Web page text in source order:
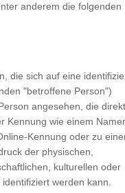
auf einem
Cookie-ID.
konkreten
anderem die folgenden
die sich auf eine
"betroffene Person")
angesehen, die
Kennung wie einem
Kennung oder zu
der physischen,
kulturellen oder
werden kann.